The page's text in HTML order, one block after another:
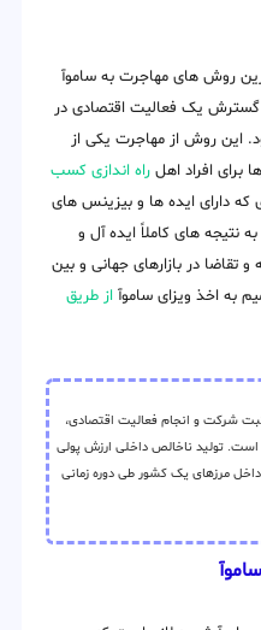
روش های مهاجرت به ساموآ
گسترش یک فعالیت اقتصادی در
این روش از مهاجرت یکی از
برای افراد اهل راه اندازی کسب
که دارای ایده ها و بیزینس های
نتیجه های کاملاً ایده آل و
تقاضا در بازارهای جهانی و بین
به اخذ ویزای ساموآ از طریق
شرکت و انجام فعالیت اقتصادی،
است. تولید ناخالص داخلی ارزش پولی
داخل مرزهای یک کشور طی دوره زمانی